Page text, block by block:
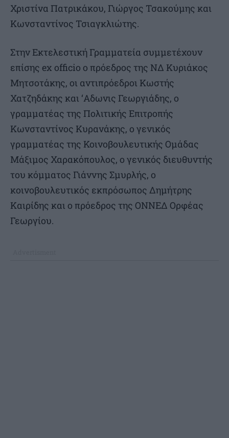
Χριστίνα Πατρικάκου, Γιώργος Τσακούμης και
Κωνσταντίνος Τσιαγκλιώτης.
Στην Εκτελεστική Γραμματεία συμμετέχουν
επίσης ex officio ο πρόεδρος της ΝΔ Κυριάκος
Μητσοτάκης, οι αντιπρόεδροι Κωστής
Χατζηδάκης και ‘Αδωνις Γεωργιάδης, ο
γραμματέας της Πολιτικής Επιτροπής
Κωνσταντίνος Κυρανάκης, ο γενικός
γραμματέας της Κοινοβουλευτικής Ομάδας
Μάξιμος Χαρακόπουλος, ο γενικός διευθυντής
του κόμματος Γιάννης Σμυρλής, ο
κοινοβουλευτικός εκπρόσωπος Δημήτρης
Καιρίδης και ο πρόεδρος της ΟΝΝΕΔ Ορφέας
Γεωργίου.